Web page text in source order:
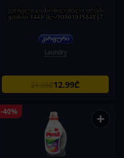
ვერნელი დამარბილებელი ფრეში
ჟასმინი 1440 მლ/9000101584837
Laundry
21.95₾12.99₾
-40% +